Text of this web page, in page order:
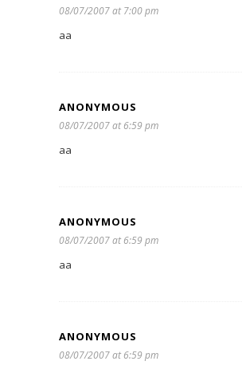
08/07/2007 at 7:00 pm
aa
ANONYMOUS
08/07/2007 at 6:59 pm
aa
ANONYMOUS
08/07/2007 at 6:59 pm
aa
ANONYMOUS
08/07/2007 at 6:59 pm